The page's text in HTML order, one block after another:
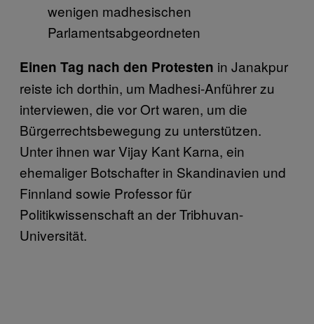
wenigen madhesischen
Parlamentsabgeordneten
Einen Tag nach den Protesten in Janakpur
reiste ich dorthin, um Madhesi-Anführer zu
interviewen, die vor Ort waren, um die
Bürgerrechtsbewegung zu unterstützen.
Unter ihnen war Vijay Kant Karna, ein
ehemaliger Botschafter in Skandinavien und
Finnland sowie Professor für
Politikwissenschaft an der Tribhuvan-
Universität.